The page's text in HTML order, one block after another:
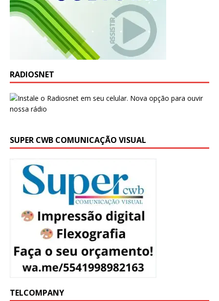
RADIOSNET
SUPER CWB COMUNICAÇÃO VISUAL
TELCOMPANY